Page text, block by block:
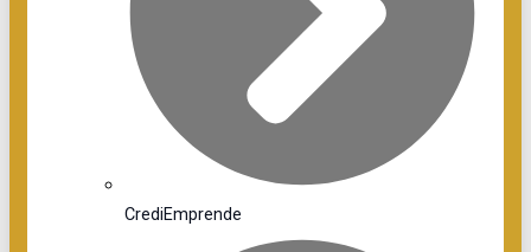
CrediEmprende